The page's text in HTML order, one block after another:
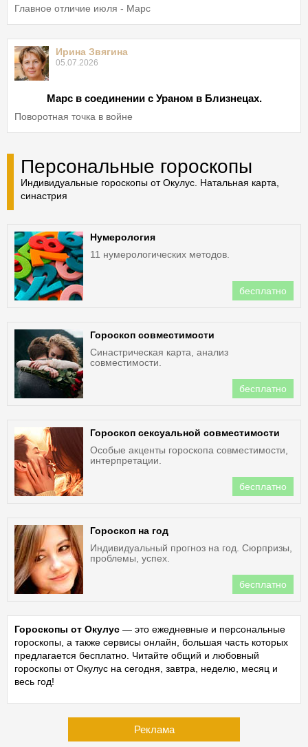
Главное отличие июля - Марс
Ирина Звягина
05.07.2026
Марс в соединении с Ураном в Близнецах.
Поворотная точка в войне
Персональные гороскопы
Индивидуальные гороскопы от Окулус. Натальная карта,
синастрия
Нумерология
11 нумерологических методов.
бесплатно
Гороскоп совместимости
Синастрическая карта, анализ
совместимости.
бесплатно
Гороскоп сексуальной совместимости
Особые акценты гороскопа совместимости,
интерпретации.
бесплатно
Гороскоп на год
Индивидуальный прогноз на год. Сюрпризы,
проблемы, успех.
бесплатно
Гороскопы от Окулус — это ежедневные и персональные
гороскопы, а также сервисы онлайн, большая часть которых
предлагается бесплатно. Читайте общий и любовный
гороскопы от Окулус на сегодня, завтра, неделю, месяц и
весь год!
Реклама